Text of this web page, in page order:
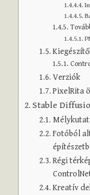
Verziók
PixelRita
Stable
Fotóból
Régi
Kreatív